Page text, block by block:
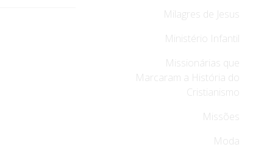
Milagres de Jesus
Ministério Infantil
Missionárias que
Marcaram a História do
Cristianismo
Missões
Moda